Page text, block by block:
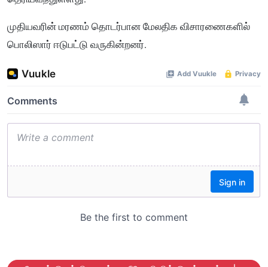
முதியவரின் மரணம் தொடர்பான மேலதிக விசாரணைகளில்
பொலிஸார் ஈடுபட்டு வருகின்றனர்.